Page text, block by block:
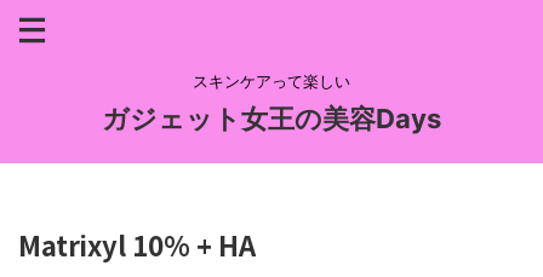
スキンケアって楽しい
ガジェット女王の美容Days
Matrixyl 10% + HA